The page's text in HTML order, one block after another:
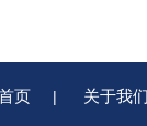
页 | 关于我